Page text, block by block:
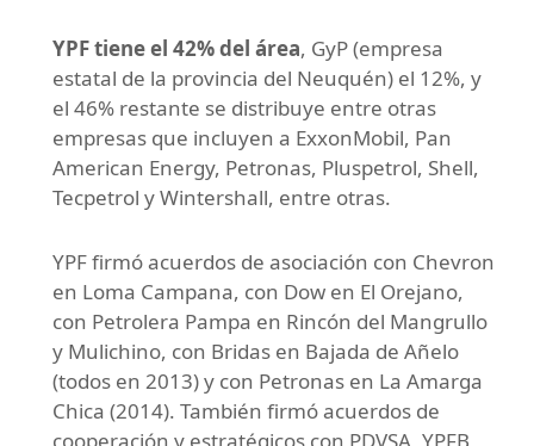
YPF tiene el 42% del área, GyP (empresa
estatal de la provincia del Neuquén) el 12%, y
el 46% restante se distribuye entre otras
empresas que incluyen a ExxonMobil, Pan
American Energy, Petronas, Pluspetrol, Shell,
Tecpetrol y Wintershall, entre otras.
YPF firmó acuerdos de asociación con Chevron
en Loma Campana, con Dow en El Orejano,
con Petrolera Pampa en Rincón del Mangrullo
y Mulichino, con Bridas en Bajada de Añelo
(todos en 2013) y con Petronas en La Amarga
Chica (2014). También firmó acuerdos de